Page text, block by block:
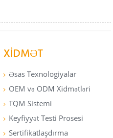
XIDMƏT
Əsas Texnologiyalar
OEM və ODM Xidmətləri
TQM Sistemi
Keyfiyyət Testi Prosesi
Sertifikatlaşdırma